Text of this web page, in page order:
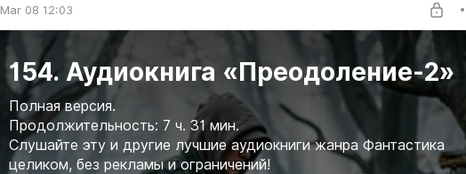
Mar 08 12:03
154. Аудиокнига «Преодоление-2»
Полная версия.
Продолжительность: 7 ч. 31 мин.
Слушайте эту и другие лучшие аудиокниги жанра Фантастика
целиком, без рекламы и ограничений!